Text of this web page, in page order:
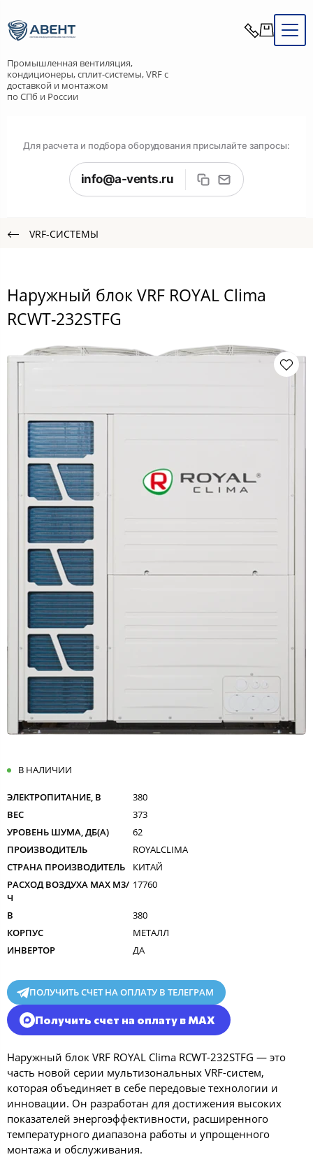
Промышленная вентиляция,
кондиционеры, сплит-системы, VRF с
доставкой и монтажом
по СПб и России
Для расчета и подбора оборудования присылайте запросы:
info@a-vents.ru
VRF-СИСТЕМЫ
Наружный блок VRF ROYAL Clima
RCWT-232STFG
В НАЛИЧИИ
ЭЛЕКТРОПИТАНИЕ, В
380
ВЕС
373
УРОВЕНЬ ШУМА, ДБ(А)
62
ПРОИЗВОДИТЕЛЬ
ROYALCLIMA
СТРАНА ПРОИЗВОДИТЕЛЬ
КИТАЙ
РАСХОД ВОЗДУХА MAX M3/
Ч
17760
В
380
КОРПУС
МЕТАЛЛ
ИНВЕРТОР
ДА
ПОЛУЧИТЬ СЧЕТ НА ОПЛАТУ В ТЕЛЕГРАМ
Получить счет на оплату в MAX
Наружный блок VRF ROYAL Clima RCWT-232STFG — это
часть новой серии мультизональных VRF-систем,
которая объединяет в себе передовые технологии и
инновации. Он разработан для достижения высоких
показателей энергоэффективности, расширенного
температурного диапазона работы и упрощенного
монтажа и обслуживания.